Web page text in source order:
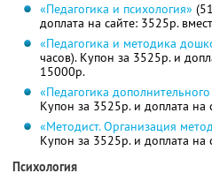
«Педагогика и психология»
доплата на сайте: 3525р.
«Педагогика и методика
часов). Купон за 3525р. и
15000р.
«Педагогика
Купон за 3525р. и доплата на
«Методист. Организация
Купон за 3525р. и доплата на
Психология